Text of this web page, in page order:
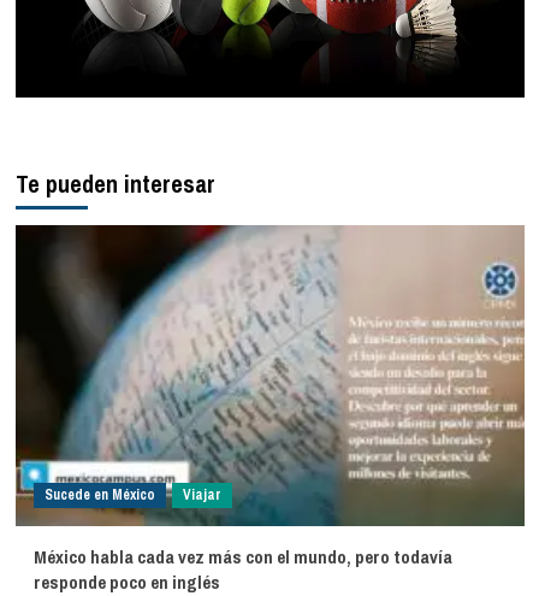
Te pueden interesar
Sucede en México Viajar
México habla cada vez más con el mundo, pero todavía
responde poco en inglés